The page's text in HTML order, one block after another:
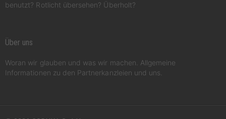
benutzt? Rotlicht übersehen? Überholt?
Über uns
Woran wir glauben und was wir machen. Allgemeine
Informationen zu den Partnerkanzleien und uns.